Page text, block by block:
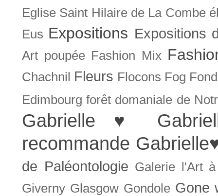
Eglise Saint Hilaire de La Combe
Eus Expositions Expositions
Art poupée Fashion Mix
Chachnil Fleurs Flocons Fog
Edimbourg forêt domaniale de
Gabrielle ♥
recommande
de Paléontologie Galerie l'Art
Giverny Glasgow Gondole Gone